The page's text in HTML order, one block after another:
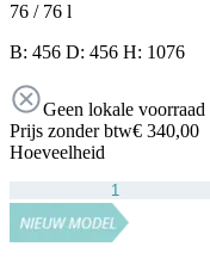
76 / 76 l
B: 456 D: 456 H: 1076
Geen lokale voorraad
Prijs zonder btw€ 340,00
Hoeveelheid